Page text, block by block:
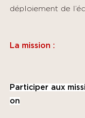
déploiement de
La mission :
Participer aux
on